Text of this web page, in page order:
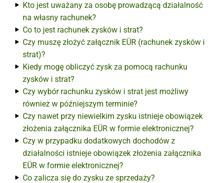
Kto jest uważany za osobę prowadzącą działalność
na własny rachunek?
Co to jest rachunek zysków i strat?
Czy muszę złożyć załącznik EÜR (rachunek zysków i
strat)?
Kiedy mogę obliczyć zysk za pomocą rachunku
zysków i strat?
Czy wybór rachunku zysków i strat jest możliwy
również w późniejszym terminie?
Czy nawet przy niewielkim zysku istnieje obowiązek
złożenia załącznika EÜR w formie elektronicznej?
Czy w przypadku dodatkowych dochodów z
działalności istnieje obowiązek złożenia załącznika
EÜR w formie elektronicznej?
Co zalicza się do zysku ze sprzedaży?